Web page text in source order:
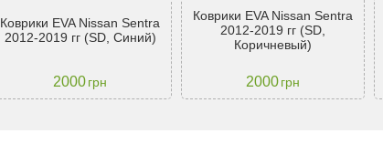
Коврики EVA Nissan Sentra
2012-2019 гг (SD, Синий)
2000грн
Коврики EVA Nissan Sentra
2012-2019 гг (SD,
Коричневый)
2000грн